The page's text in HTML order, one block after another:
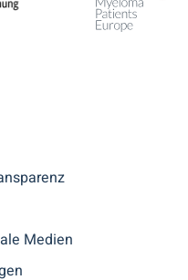
Medien